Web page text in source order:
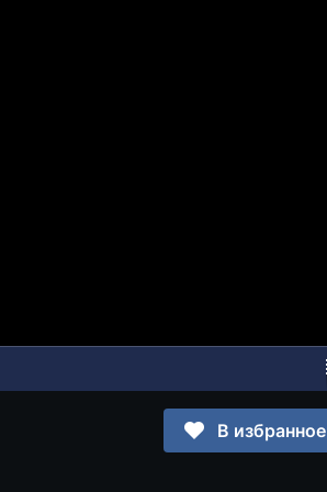
В избранное